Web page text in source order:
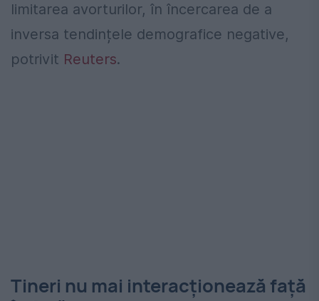
limitarea avorturilor, în încercarea de a
inversa tendințele demografice negative,
potrivit Reuters.
Tineri nu mai interacționează față